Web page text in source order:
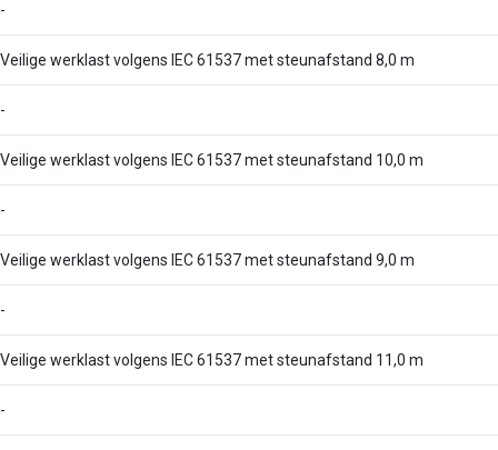
-
Veilige werklast volgens IEC 61537 met steunafstand 8,0 m
-
Veilige werklast volgens IEC 61537 met steunafstand 10,0 m
-
Veilige werklast volgens IEC 61537 met steunafstand 9,0 m
-
Veilige werklast volgens IEC 61537 met steunafstand 11,0 m
-